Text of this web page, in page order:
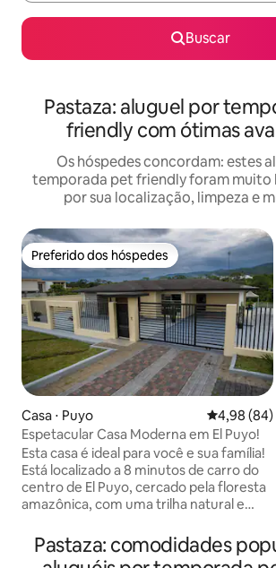
Buscar
Pastaza: aluguel por
friendly com ótimas
Os hóspedes concordam: estes
temporada pet friendly foram muito
por sua localização, limpeza e
Preferido dos hóspedes
Preferido dos hóspedes
Casa ⋅ Puyo 4,98 de
4,98 (84)
Espetacular Casa Moderna em El Puyo!
Esta casa é ideal para você e sua família!
Está localizado a 8 minutos de carro do
centro de El Puyo, cercado pela floresta
amazônica, com uma trilha natural e
desfrutar da natureza e recarregar as
energias. O espaço Casa espetacular de
Pastaza: comodidades